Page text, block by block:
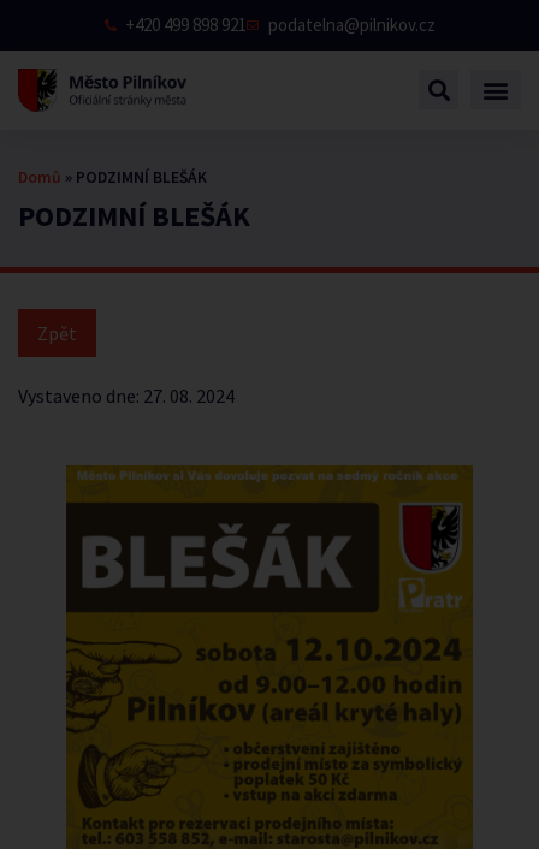
+420 499 898 921 podatelna@pilnikov.cz
PODZIMNÍ BLEŠÁK
Domů » PODZIMNÍ BLEŠÁK
Vystaveno dne: 27. 08. 2024